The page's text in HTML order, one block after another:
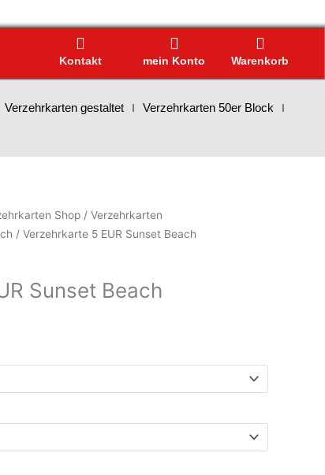
Warenkorb
Kontakt mein Konto
Verzehrkarten gestaltet
Verzehrkarten 50er Block
Shop / Verzehrkarten
/ Verzehrkarte 5 EUR Sunset Beach
Sunset Beach